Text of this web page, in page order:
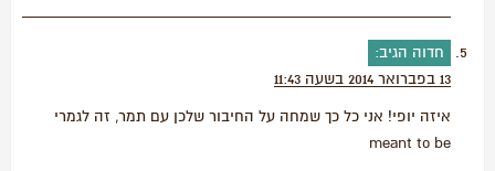
חדוה הגיב:
13 בפברואר 2014 בשעה 11:43
איזה יופי! אני כל כך שמחה על החיבור שלכן עם תמר, זה לגמרי
meant to be